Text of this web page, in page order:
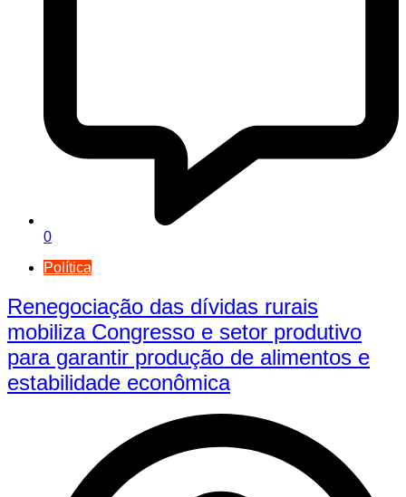
0
Política
Renegociação das dívidas rurais
mobiliza Congresso e setor produtivo
para garantir produção de alimentos e
estabilidade econômica